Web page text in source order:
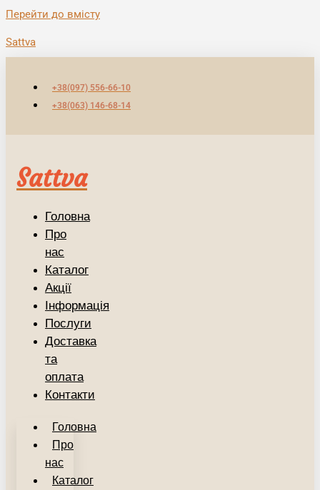
Перейти до вмісту
Sattva
+38(097) 556-66-10
+38(063) 146-68-14
Sattva
Головна
Про
нас
Каталог
Акції
Інформація
Послуги
Доставка
та
оплата
Контакти
Головна
Про
нас
Каталог